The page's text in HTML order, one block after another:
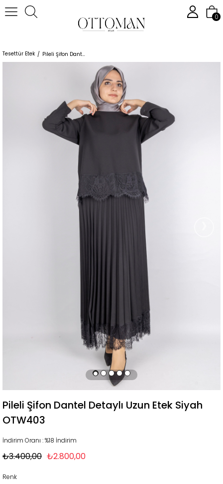
0
Tesettür Etek Pileli Şifon Dantel Detaylı Uzun Etek Siyah OTW403
Pileli Şifon Dantel Detaylı Uzun Etek Siyah
OTW403
İndirim Oranı :%18 İndirim
₺3.400,00 ₺2.800,00
Renk